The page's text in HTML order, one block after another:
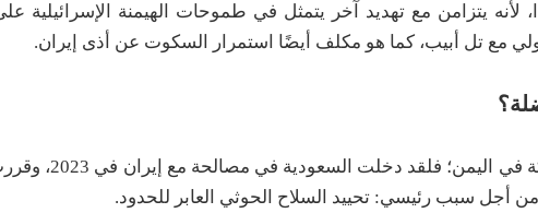
لأنه يتزامن مع تهديد آخر يتمثل في طموحات الهيمنة الإسرائيلية
مع تل أبيب، كما هو مكلف أيضًا استمرار السكوت عن أذى إيران.
الجواب ببساطة:
أجل سبب رئيسي: تحييد السلاح الحوثي العابر للحدود.